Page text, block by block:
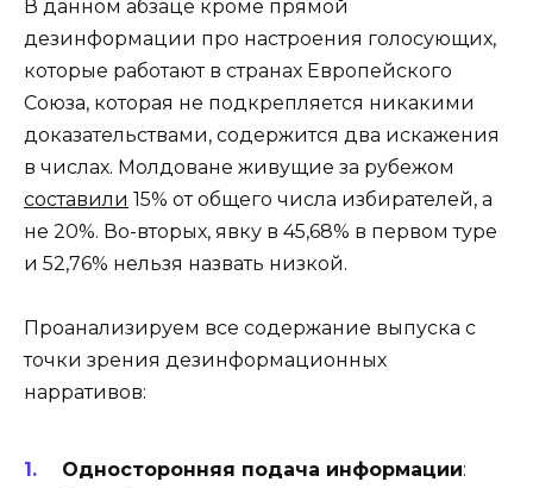
В данном абзаце кроме прямой
дезинформации про настроения голосующих,
которые работают в странах Европейского
Союза, которая не подкрепляется никакими
доказательствами, содержится два искажения
в числах. Молдоване живущие за рубежом
составили 15% от общего числа избирателей, а
не 20%. Во-вторых, явку в 45,68% в первом туре
и 52,76% нельзя назвать низкой.
Проанализируем все содержание выпуска с
точки зрения дезинформационных
нарративов:
Односторонняя подача информации: